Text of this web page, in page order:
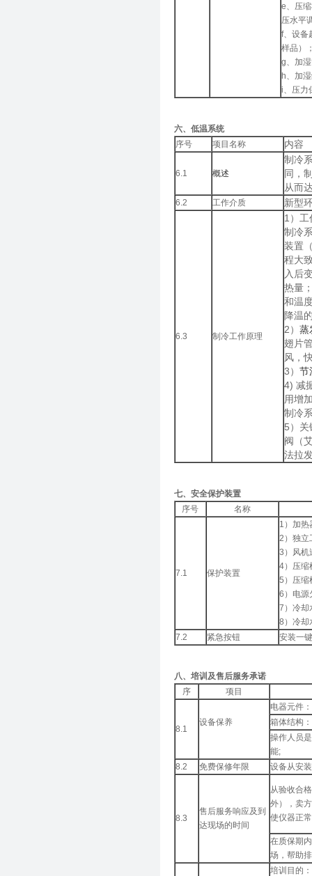
e、压
压水平
f、设备
样品）
g、加
h、加
i、压力
六、低温系统
序号
项目名称 内容
6.1 概述
制冷
同，
从而
6.2 工作介质 新型
6.3 制冷工作原理
1）工
制冷
装置
程大
入后
热量
和温
降温
2） 蒸
翅片
风，
3） 节
4) 减
用增
制冷
5）关
阀（
法拉
七、安全保护装置
序号
名称
7.1 保护装置
1）加热
2）独立
3）风机
4）压缩
5）压缩
6）电源
7）冷却
8）冷却
7.2
紧急按钮 安装一
八、培训及售后服务承诺
序
项目
8.1
设备保养
电器元件
箱体结构
操作人员
能;
8.2
免费保修年限 设备从安
8.3
售后服务响应及到
达现场的时间
从验收合
外），卖
使仪器正
在质保期
场，帮助
培训目的